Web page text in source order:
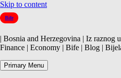
Skip to content
Bife
| Bosnia and Herzegovina | Iz raznog
Finance | Economy | Bife | Blog |
Primary Menu